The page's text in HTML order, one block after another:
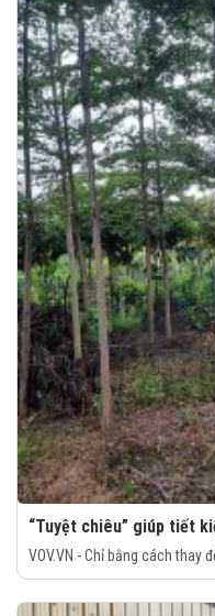
“Tuyệt chiêu” giúp tiết
VOV.VN - Chỉ bằng cách thay